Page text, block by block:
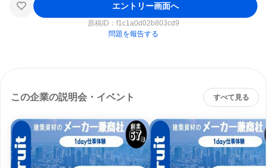
エントリー画面へ
原稿ID： f1c1a0d02b803cd9
問題を報告する
この企業の説明会・イベント すべて見る